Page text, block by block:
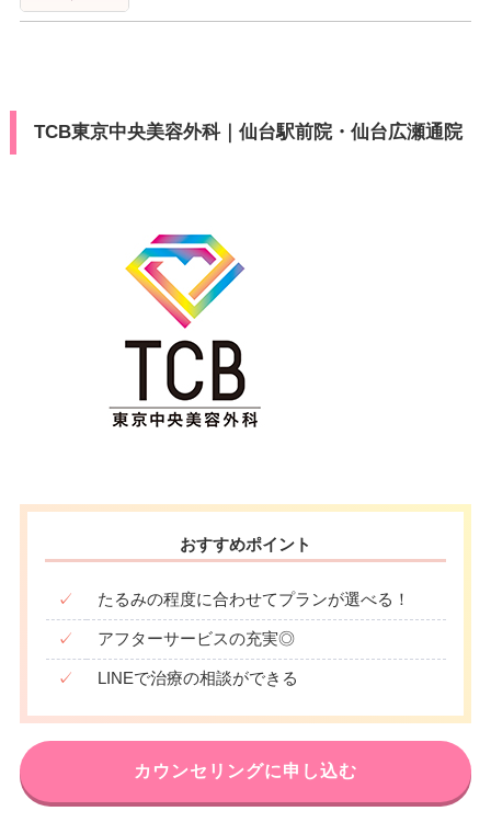
TCB東京中央美容外科｜仙台駅前院・仙台広瀬通院
おすすめポイント
✓ たるみの程度に合わせてプランが選べる！
✓ アフターサービスの充実◎
✓ LINEで治療の相談ができる
カウンセリングに申し込む